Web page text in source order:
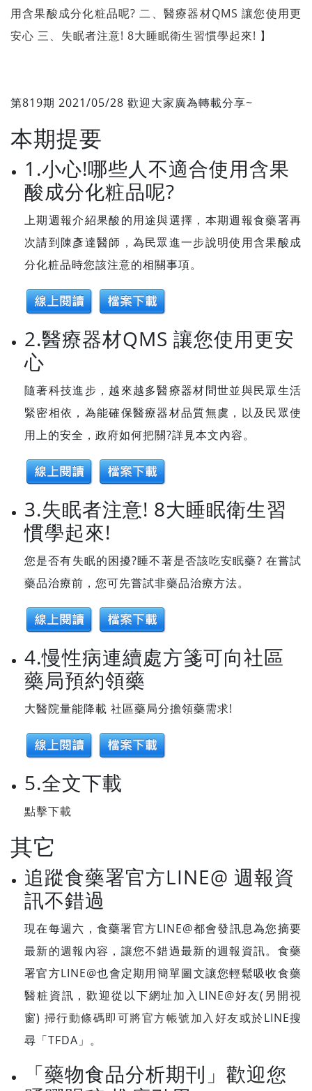
用含果酸成分化粧品呢? 二、醫療器材QMS 讓您使用更
安心 三、失眠者注意! 8大睡眠衛生習慣學起來! 】
第819期 2021/05/28 歡迎大家廣為轉載分享~
本期提要
1.小心!哪些人不適合使用含果
酸成分化粧品呢?
上期週報介紹果酸的用途與選擇，本期週報食藥署再
次請到陳彥達醫師，為民眾進一步說明使用含果酸成
分化粧品時您該注意的相關事項。
2.醫療器材QMS 讓您使用更安
心
隨著科技進步，越來越多醫療器材問世並與民眾生活
緊密相依，為能確保醫療器材品質無虞，以及民眾使
用上的安全，政府如何把關?詳見本文內容。
3.失眠者注意! 8大睡眠衛生習
慣學起來!
您是否有失眠的困擾?睡不著是否該吃安眠藥? 在嘗試
藥品治療前，您可先嘗試非藥品治療方法。
4.慢性病連續處方箋可向社區
藥局預約領藥
大醫院量能降載 社區藥局分擔領藥需求!
5.全文下載
點擊下載
其它
追蹤食藥署官方LINE@ 週報資
訊不錯過
現在每週六，食藥署官方LINE@都會發訊息為您摘要
最新的週報內容，讓您不錯過最新的週報資訊。食藥
署官方LINE@也會定期用簡單圖文讓您輕鬆吸收食藥
醫粧資訊，歡迎從以下網址加入LINE@好友(另開視
窗) 掃行動條碼即可將官方帳號加入好友或於LINE搜
尋「TFDA」。
「藥物食品分析期刊」歡迎您